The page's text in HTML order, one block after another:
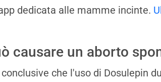
dedicata alle mamme incinte.
causare un aborto
che l'uso di Dosulepin